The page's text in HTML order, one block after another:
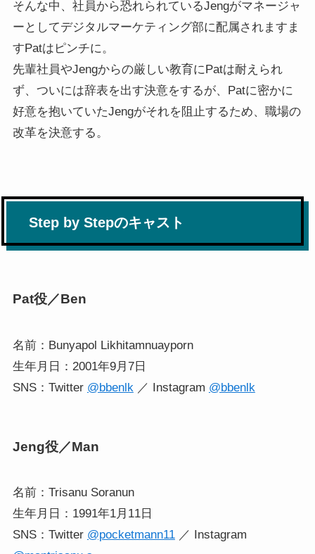
そんな中、社員から恐れられているJengがマネージャ
ーとしてデジタルマーケティング部に配属されますま
すPatはピンチに。
先輩社員やJengからの厳しい教育にPatは耐えられ
ず、ついには辞表を出す決意をするが、Patに密かに
好意を抱いていたJengがそれを阻止するため、職場の
改革を決意する。
Step by Stepのキャスト
Pat役／Ben
名前：Bunyapol Likhitamnuayporn
生年月日：2001年9月7日
SNS：Twitter @bbenlk ／ Instagram @bbenlk
Jeng役／Man
名前：Trisanu Soranun
生年月日：1991年1月11日
SNS：Twitter @pocketmann11／ Instagram